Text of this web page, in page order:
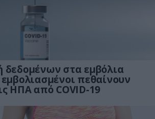
δεδομένων στα εμβόλια
πεθαίνουν
ΗΠΑ από COVID-19